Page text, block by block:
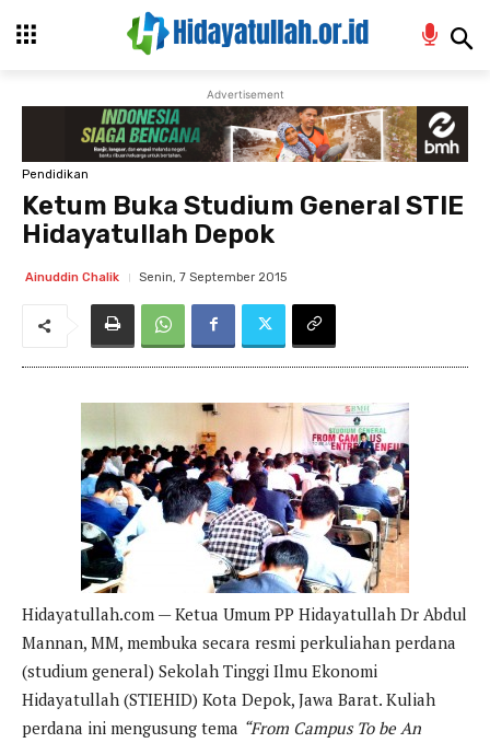
Advertisement
Pendidikan
Ketum Buka Studium General STIE
Hidayatullah Depok
Ainuddin Chalik Senin, 7 September 2015
Hidayatullah.com — Ketua Umum PP Hidayatullah Dr Abdul
Mannan, MM, membuka secara resmi perkuliahan perdana
(studium general) Sekolah Tinggi Ilmu Ekonomi
Hidayatullah (STIEHID) Kota Depok, Jawa Barat. Kuliah
perdana ini mengusung tema “From Campus To be An